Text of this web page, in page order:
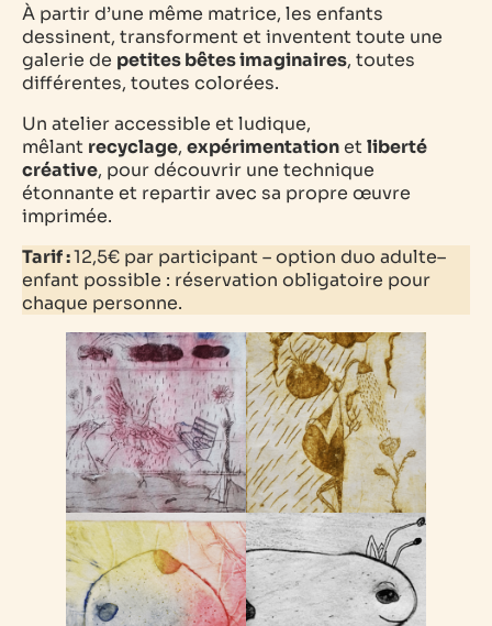
À partir d’une même matrice, les enfants
dessinent, transforment et inventent toute une
galerie de petites bêtes imaginaires, toutes
différentes, toutes colorées.
Un atelier accessible et ludique,
mêlant recyclage, expérimentationet liberté
créative, pour découvrir une technique
étonnante et repartir avec sa propre œuvre
imprimée.
Tarif :12,5€ par participant –option duo adulte–
enfant possible : réservation obligatoire pour
chaque personne.